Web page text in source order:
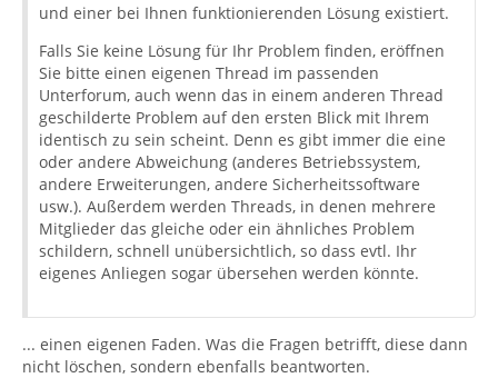
und einer bei Ihnen funktionierenden Lösung existiert.
Falls Sie keine Lösung für Ihr Problem finden, eröffnen
Sie bitte einen eigenen Thread im passenden
Unterforum, auch wenn das in einem anderen Thread
geschilderte Problem auf den ersten Blick mit Ihrem
identisch zu sein scheint. Denn es gibt immer die eine
oder andere Abweichung (anderes Betriebssystem,
andere Erweiterungen, andere Sicherheitssoftware
usw.). Außerdem werden Threads, in denen mehrere
Mitglieder das gleiche oder ein ähnliches Problem
schildern, schnell unübersichtlich, so dass evtl. Ihr
eigenes Anliegen sogar übersehen werden könnte.
... einen eigenen Faden. Was die Fragen betrifft, diese dann
nicht löschen, sondern ebenfalls beantworten.